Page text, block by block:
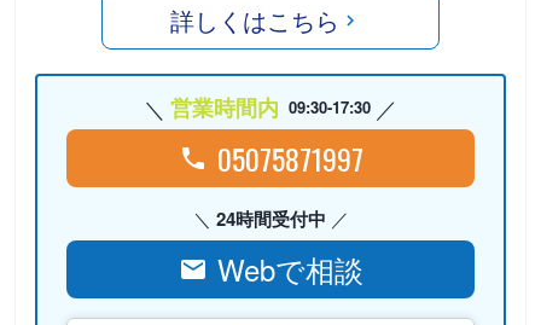
詳しくはこちら
営業時間内 09:30-17:30
05075871997
24時間受付中
Webで相談